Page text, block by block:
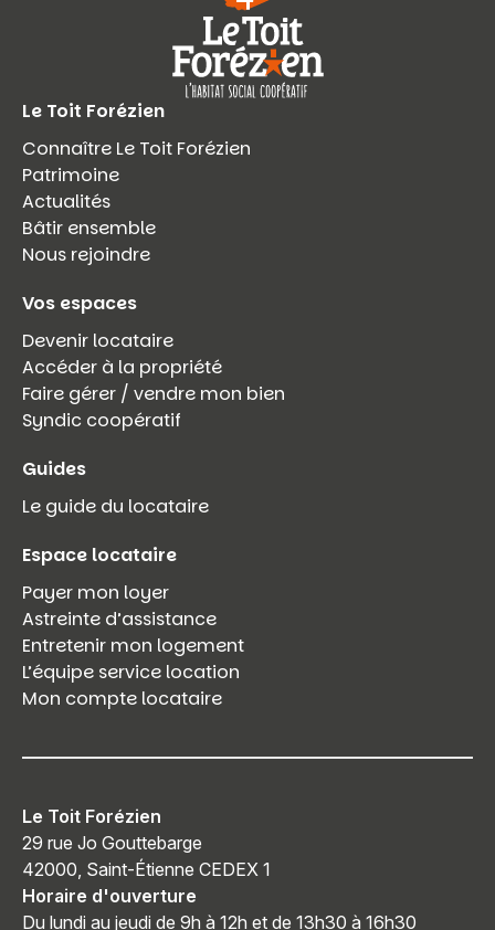
Le Toit Forézien
Connaître Le Toit Forézien
Patrimoine
Actualités
Bâtir ensemble
Nous rejoindre
Vos espaces
Devenir locataire
Accéder à la propriété
Faire gérer / vendre mon bien
Syndic coopératif
Guides
Le guide du locataire
Espace locataire
Payer mon loyer
Astreinte d’assistance
Entretenir mon logement
L’équipe service location
Mon compte locataire
Le Toit Forézien
29 rue Jo Gouttebarge
42000, Saint-Étienne CEDEX 1
Horaire d'ouverture
Du lundi au jeudi de 9h à 12h et de 13h30 à 16h30